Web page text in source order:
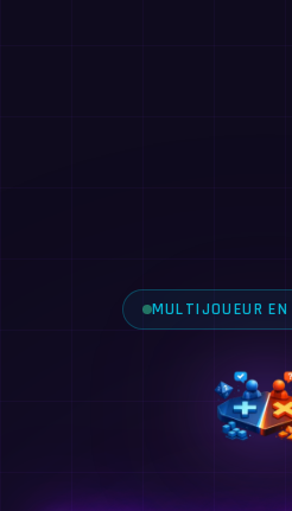
MULTIJOUEUR